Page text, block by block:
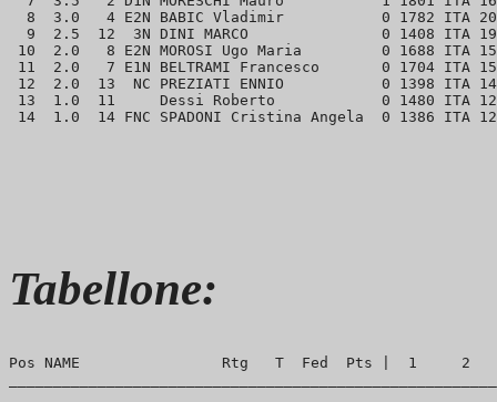
8  3.0   4 E2N BABIC Vladimir           0 1782 ITA
9  2.5  12  3N DINI MARCO               0 1408 ITA
10  2.0   8 E2N MOROSI Ugo Maria         0 1688 ITA
11  2.0   7 E1N BELTRAMI Francesco       0 1704 ITA
12  2.0  13  NC PREZIATI ENNIO           0 1398 ITA
13  1.0  11     Dessi Roberto            0 1480 ITA
Tabellone:
Pos NAME                Rtg   T  Fed  Pts |